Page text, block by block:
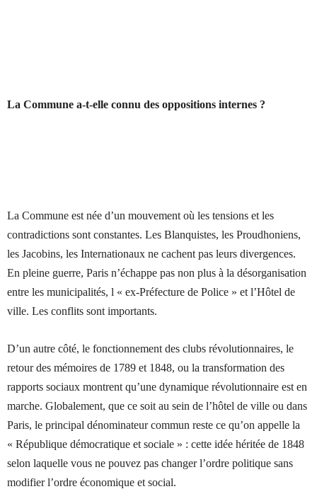
La Commune a-t-elle connu des oppositions internes ?
La Commune est née d’un mouvement où les tensions et les
contradictions sont constantes. Les Blanquistes, les Proudhoniens,
les Jacobins, les Internationaux ne cachent pas leurs divergences.
En pleine guerre, Paris n’échappe pas non plus à la désorganisation
entre les municipalités, l « ex-Préfecture de Police » et l’Hôtel de
ville. Les conflits sont importants.
D’un autre côté, le fonctionnement des clubs révolutionnaires, le
retour des mémoires de 1789 et 1848, ou la transformation des
rapports sociaux montrent qu’une dynamique révolutionnaire est en
marche. Globalement, que ce soit au sein de l’hôtel de ville ou dans
Paris, le principal dénominateur commun reste ce qu’on appelle la
« République démocratique et sociale » : cette idée héritée de 1848
selon laquelle vous ne pouvez pas changer l’ordre politique sans
modifier l’ordre économique et social.